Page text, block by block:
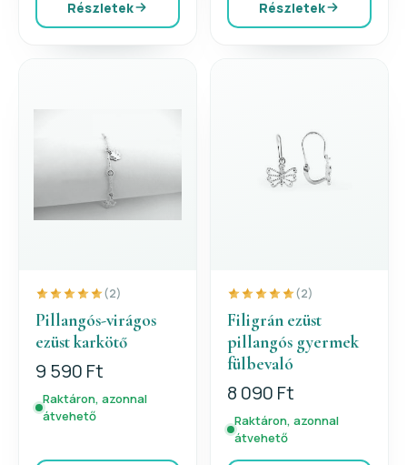
Részletek Részletek
(2)
Pillangós-virágos
ezüst karkötő
9 590 Ft
Raktáron, azonnal
átvehető
(2)
Filigrán ezüst
pillangós gyermek
fülbevaló
8 090 Ft
Raktáron, azonnal
átvehető